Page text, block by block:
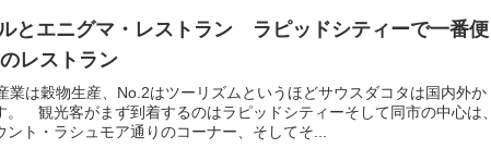
とエニグマ・レストラン ラピッドシティーで一番便
レストラン
業は穀物生産、No.2はツーリズムというほどサウスダコタは国内外か
。 観光客がまず到着するのはラピッドシティーそして同市の中心は、
ント・ラシュモア通りのコーナー、そしてそ...